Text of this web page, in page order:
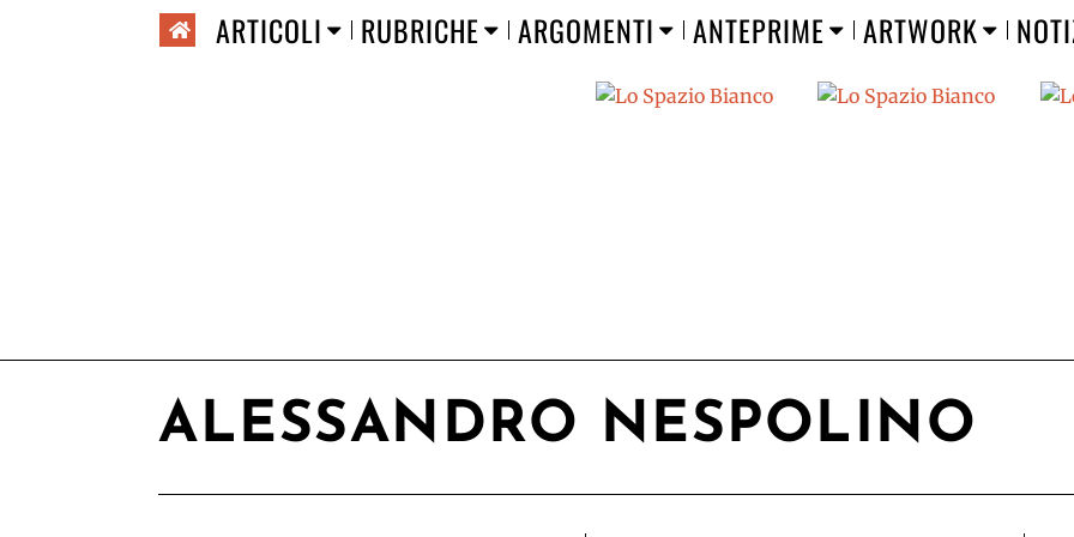
ARTICOLI RUBRICHE ARGOMENTI ANTEPRIME ARTWORK
ALESSANDRO NESPOLINO